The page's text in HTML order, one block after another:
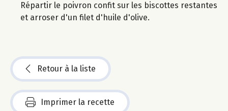
Répartir le poivron confit sur les biscottes restantes
et arroser d'un filet d'huile d'olive.
Retour à la liste
Imprimer la recette